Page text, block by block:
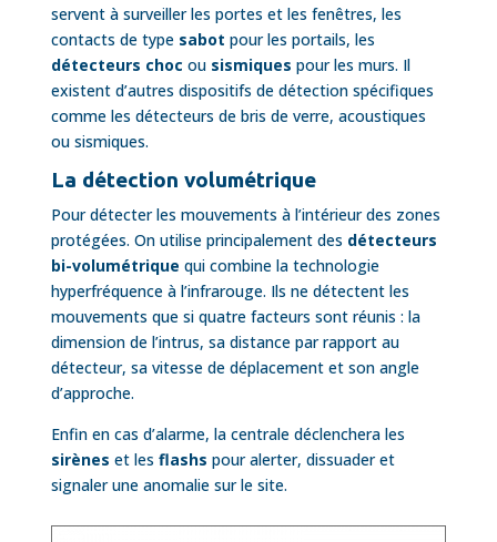
servent à surveiller les portes et les fenêtres, les
contacts de type sabot pour les portails, les
détecteurs choc ousismiques pour les murs. Il
existent d’autres dispositifs de détection spécifiques
comme les détecteurs de bris de verre, acoustiques
ou sismiques.
La détection volumétrique
Pour détecter les mouvements à l’intérieur des zones
protégées. On utilise principalement des détecteurs
bi-volumétrique qui combine la technologie
hyperfréquence à l’infrarouge. Ils ne détectent les
mouvements que si quatre facteurs sont réunis : la
dimension de l’intrus, sa distance par rapport au
détecteur, sa vitesse de déplacement et son angle
d’approche.
Enfin en cas d’alarme, la centrale déclenchera les
sirènes et les flashs pour alerter, dissuader et
signaler une anomalie sur le site.